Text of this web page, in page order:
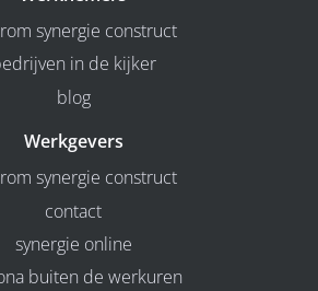
synergie construct
in de kijker
blog
Werkgevers
synergie construct
contact
synergie online
buiten de werkuren